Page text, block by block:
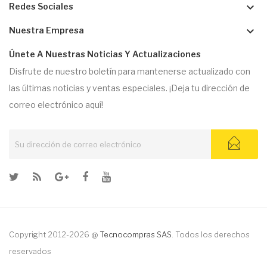
Redes Sociales keyboard_arrow_down
Nuestra Empresa keyboard_arrow_down
Únete A Nuestras Noticias Y Actualizaciones
Disfrute de nuestro boletín para mantenerse actualizado con
las últimas noticias y ventas especiales. ¡Deja tu dirección de
correo electrónico aquí!
Copyright 2012-2026 @ Tecnocompras SAS . Todos los derechos
reservados